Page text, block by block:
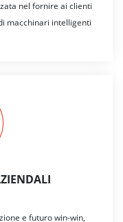
nel fornire ai clienti
macchinari intelligenti
e futuro win-win,